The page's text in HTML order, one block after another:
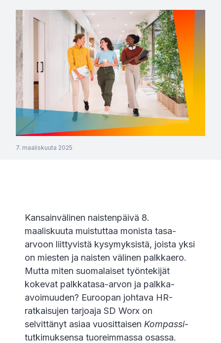
7. maaliskuuta 2025
Kansainvälinen naistenpäivä 8.
maaliskuuta muistuttaa monista tasa-
arvoon liittyvistä kysymyksistä, joista yksi
on miesten ja naisten välinen palkkaero.
Mutta miten suomalaiset työntekijät
kokevat palkkatasa-arvon ja palkka-
avoimuuden? Euroopan johtava HR-
ratkaisujen tarjoaja SD Worx on
selvittänyt asiaa vuosittaisen Kompassi-
tutkimuksensa tuoreimmassa osassa.